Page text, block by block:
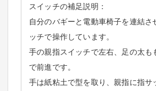
スイッチの補足説明：
自分のバギーと電動車椅子を連結さ
ッチで操作しています。
手の親指スイッチで左右、足の太も
で前進です。
手は紙粘土で型を取り、親指に指サ